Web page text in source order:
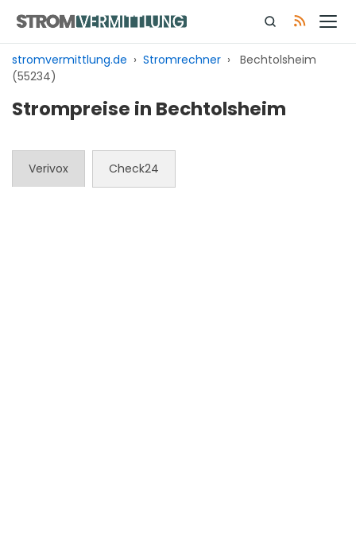
Inhalt
springen
stromvermittlung.de › Stromrechner › Bechtolsheim
(55234)
Strompreise in Bechtolsheim
Verivox Check24